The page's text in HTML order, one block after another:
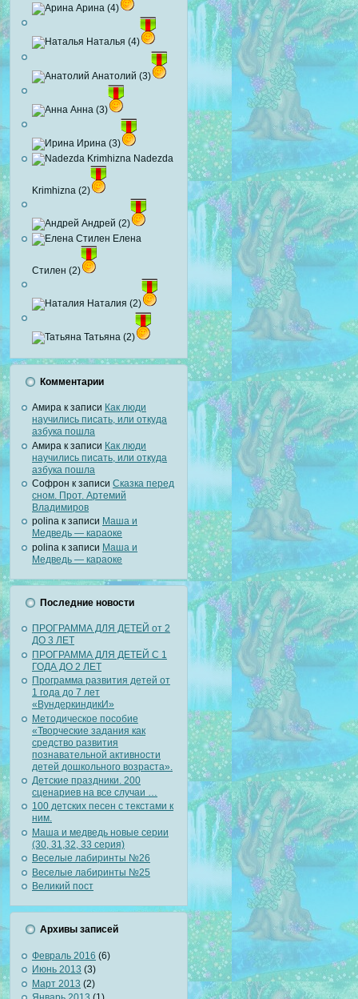
Арина (4)
Наталья (4)
Анатолий (3)
Анна (3)
Ирина (3)
Nadezda
Krimhizna (2)
Андрей (2)
Елена
Стилен (2)
Наталия (2)
Татьяна (2)
Комментарии
Амира к записи Как люди
научились писать, или откуда
азбука пошла
Амира к записи Как люди
научились писать, или откуда
азбука пошла
Софрон к записи Сказка перед
сном. Прот. Артемий
Владимиров
polina к записи Маша и
Медведь — караоке
polina к записи Маша и
Медведь — караоке
Последние новости
ПРОГРАММА ДЛЯ ДЕТЕЙ от 2
ДО 3 ЛЕТ
ПРОГРАММА ДЛЯ ДЕТЕЙ С 1
ГОДА ДО 2 ЛЕТ
Программа развития детей от
1 года до 7 лет
«ВундеркиндикИ»
Методическое пособие
«Творческие задания как
средство развития
познавательной активности
детей дошкольного возраста».
Детские праздники. 200
сценариев на все случаи …
100 детских песен с текстами к
ним.
Маша и медведь новые серии
(30, 31,32, 33 серия)
Веселые лабиринты №26
Веселые лабиринты №25
Великий пост
Архивы записей
Февраль 2016 (6)
Июнь 2013 (3)
Март 2013 (2)